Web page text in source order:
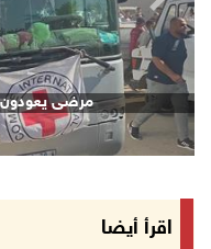
"مقاومة الجدار": الاحتلال
10/آب/2026 08:56 م
دولة فلسطين تعرب عن
10/آب/2026 08:15 م
الاحتلال يعتقل شقيقين من
مستعمرون إرهابيون
مرضى يعودون
Next
اقرأ أيضا